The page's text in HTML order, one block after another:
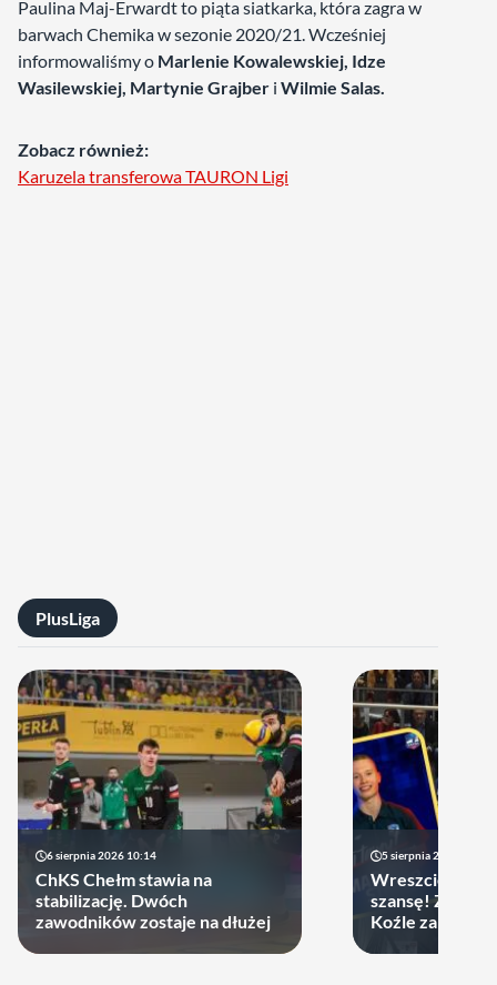
Paulina Maj-Erwardt to piąta siatkarka, która zagra w
barwach Chemika w sezonie 2020/21. Wcześniej
informowaliśmy o Marlenie Kowalewskiej, Idze
Wasilewskiej, Martynie Grajber i Wilmie Salas.
Zobacz również:
Karuzela transferowa TAURON Ligi
PlusLiga
6 sierpnia 2026 10:14
ChKS Chełm stawia na
stabilizację. Dwóch
zawodników zostaje na dłużej
5 sierpnia 2026 20:47
Wreszcie
szansę!
Koźle